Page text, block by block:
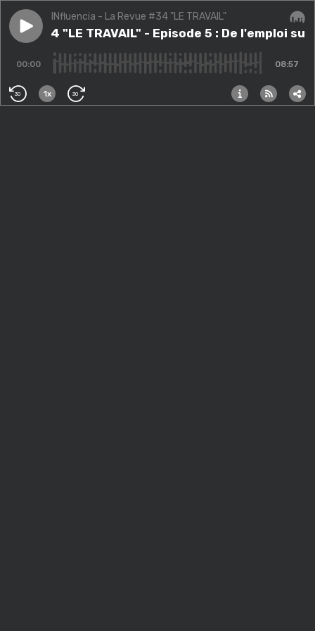
Play episodeRevue #34 "LE TRAVAIL" - Episode 5 : De l'emploi
INfluencia - La Revue #34 "LE TRAVAIL"
#34 "LE TRAVAIL" - Episode 5 : De l'emploi
00:00 08:57
30 1x 30